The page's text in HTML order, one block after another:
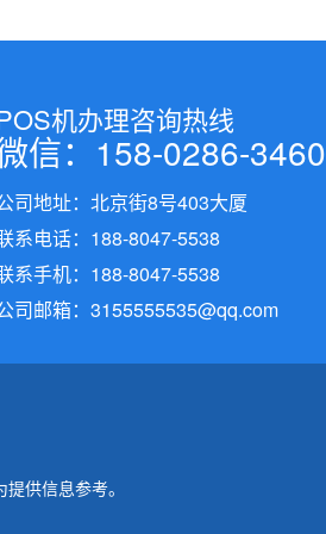
机办理咨询热线
信：158-0286-3460
司地址：北京街8号403大厦
系电话：188-8047-5538
系手机：188-8047-5538
司邮箱：3155555535@qq.com
供信息参考。